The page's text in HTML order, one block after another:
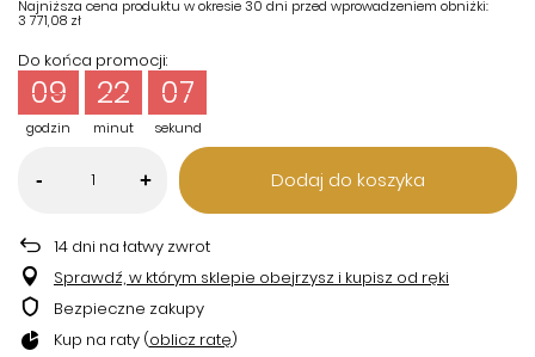
Najniższa cena produktu w okresie 30 dni przed wprowadzeniem obniżki:
3 771,08 zł
Do końca promocji:
godzin
09
minut
22
sekund
07
- + Dodaj do koszyka
14 dni na łatwy zwrot
Sprawdź, w którym sklepie obejrzysz i kupisz od ręki
Bezpieczne zakupy
Kup na raty (oblicz ratę)